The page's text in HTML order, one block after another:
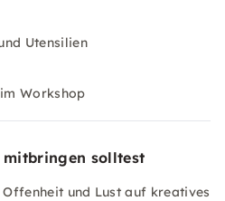
Utensilien
Workshop
mitbringen solltest
und Lust auf kreatives